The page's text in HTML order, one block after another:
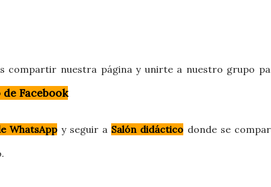
compartir nuestra página y unirte a nuestro grupo
Facebook
WhatsAppy seguir a Salón didáctico donde se